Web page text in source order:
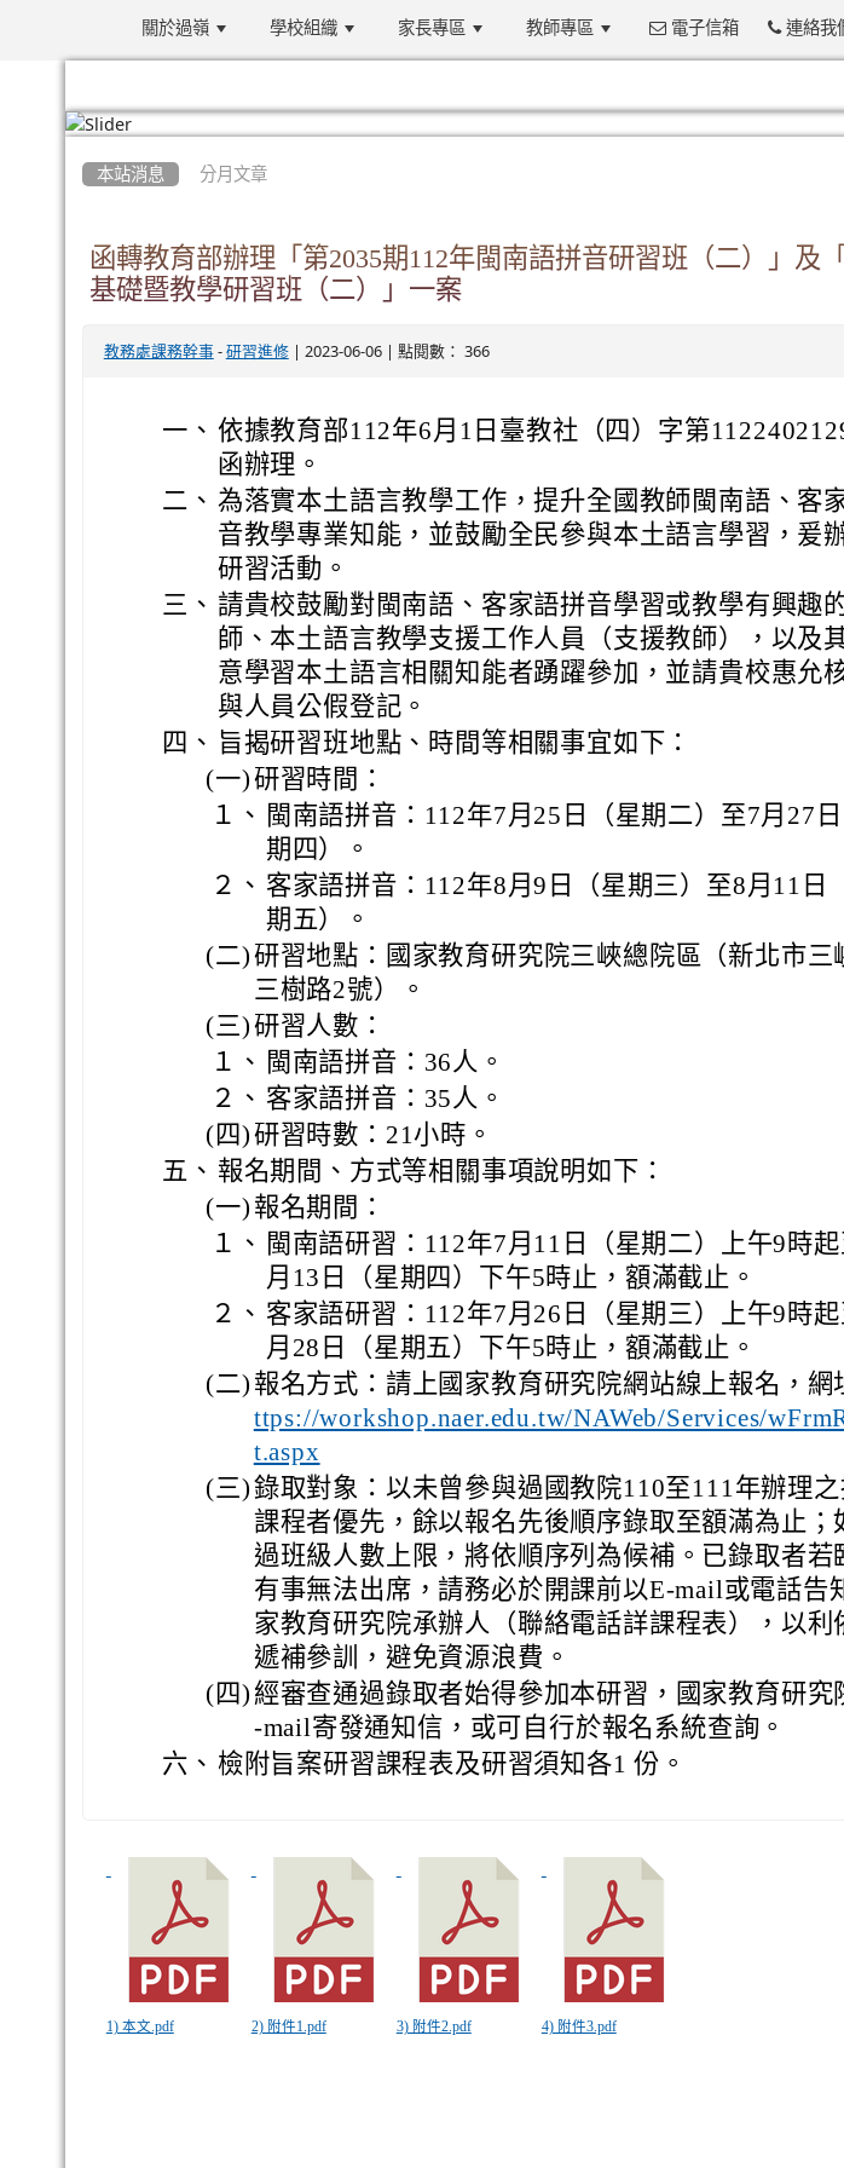
關於過嶺 學校組織 家長專區 教師專區 電子信箱 連絡我
本站消息 分月文章
函轉教育部辦理「第2035期112年閩南語拼音研習班（二）」及
基礎暨教學研習班（二）」一案
教務處課務幹事- 研習進修| 2023-06-06 | 點閱數： 366
一、 依據教育部112年6月1日臺教社（四）字第
函辦理。
二、 為落實本土語言教學工作，提升全國教師閩南語、客
音教學專業知能，並鼓勵全民參與本土語言學習，爰
研習活動。
三、 請貴校鼓勵對閩南語、客家語拼音學習或教學有興趣
師、本土語言教學支援工作人員（支援教師），以及
意學習本土語言相關知能者踴躍參加，並請貴校惠允
與人員公假登記。
四、 旨揭研習班地點、時間等相關事宜如下：
(一)研習時間：
１、 閩南語拼音：112年7月25日（星期二）至7月27
期四）。
２、 客家語拼音：112年8月9日（星期三）至8月11日
期五）。
(二)研習地點：國家教育研究院三峽總院區（新北市三
三樹路2號）。
(三)研習人數：
１、 閩南語拼音：36人。
２、 客家語拼音：35人。
(四)研習時數：21小時。
五、 報名期間、方式等相關事項說明如下：
(一) 報名期間：
１、 閩南語研習：112年7月11日（星期二）上午9時
月13日（星期四）下午5時止，額滿截止。
２、 客家語研習：112年7月26日（星期三）上午9時
月28日（星期五）下午5時止，額滿截止。
(二) 報名方式：請上國家教育研究院網站線上報名，網
ttps://workshop.naer.edu.tw/NAWeb/Services/
t.aspx
(三)錄取對象：以未曾參與過國教院110至111年辦理
課程者優先，餘以報名先後順序錄取至額滿為止；
過班級人數上限，將依順序列為候補。已錄取者若
有事無法出席，請務必於開課前以E-mail或電話告
家教育研究院承辦人（聯絡電話詳課程表），以利
遞補參訓，避免資源浪費。
(四) 經審查通過錄取者始得參加本研習，國家教育研究
-mail寄發通知信，或可自行於報名系統查詢。
六、 檢附旨案研習課程表及研習須知各1 份。
1) 本文.pdf 2) 附件1.pdf 3) 附件2.pdf 4) 附件3.pdf